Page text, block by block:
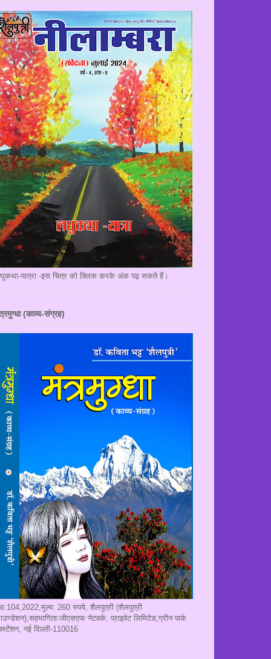
यात्रा -इस चित्र को क्लिक करके अंक पढ़ सकते हैं।
(काव्य-संग्रह)
260 रुपये, शैलपुत्री (शैलपुत्री
नेटवर्क, प्राइवेट लिमिटेड,ग्रीन पार्क
नई दिल्ली-110016